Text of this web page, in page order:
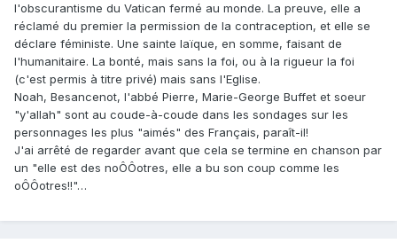
l'obscurantisme du Vatican fermé au monde. La preuve, elle a
réclamé du premier la permission de la contraception, et elle se
déclare féministe. Une sainte laïque, en somme, faisant de
l'humanitaire. La bonté, mais sans la foi, ou à la rigueur la foi
(c'est permis à titre privé) mais sans l'Eglise.
Noah, Besancenot, l'abbé Pierre, Marie-George Buffet et soeur
"y'allah" sont au coude-à-coude dans les sondages sur les
personnages les plus "aimés" des Français, paraît-il!
J'ai arrêté de regarder avant que cela se termine en chanson par
un "elle est des noÔÔotres, elle a bu son coup comme les
oÔÔotres!!"…